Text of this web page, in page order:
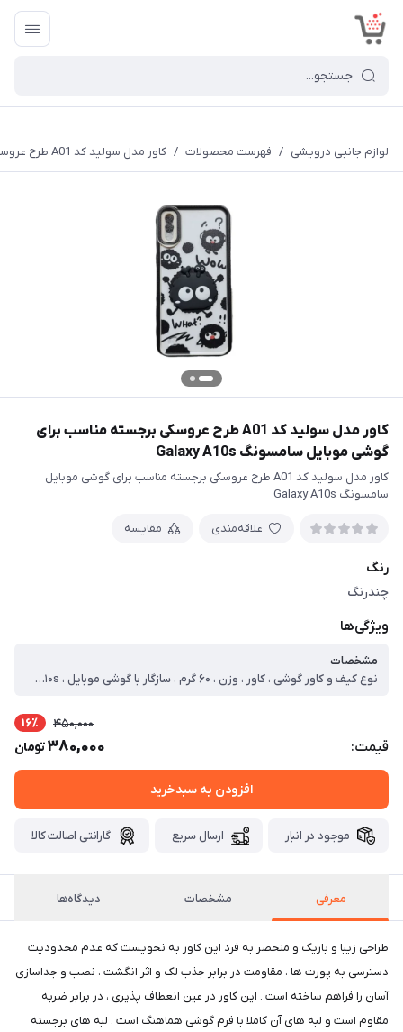
لوازم جانبی درویشی / فهرست محصولات / کاور مدل سولید کد A01 طرح عروسکی برجسته مناسب برای گوشی موبایل سامسونگ Galaxy A10s
کاور مدل سولید کد A01 طرح عروسکی برجسته مناسب برای
گوشی موبایل سامسونگ Galaxy A10s
کاور مدل سولید کد A01 طرح عروسکی برجسته مناسب برای گوشی موبایل
سامسونگ Galaxy A10s
علاقه‌مندی مقایسه
رنگ
چندرنگ
ویژگی‌ها
مشخصات
نوع کیف و کاور گوشی ، کاور ، وزن ، ۶۰ گرم ، سازگار با گوشی موبایل ، Samsung Galaxy A۱۰s ، ساختار ، مات ، سطح پوشش ، حفاظت از دکمه‌ها ، لبه راست ، لبه پایینی ، لبه چپ ، لبه بالایی ، قاب پشتی
قیمت:
450,000 16٪
380,000تومان
افزودن به سبدخرید
موجود در انبار ارسال سریع گارانتی اصالت کالا
معرفی مشخصات دیدگاه‌ها
طراحی زیبا و باریک و منحصر به فرد این کاور به نحویست که عدم محدودیت
دسترسی به پورت ها ، مقاومت در برابر جذب لک و اثر انگشت ، نصب و جداسازی
آسان را فراهم ساخته است . این کاور در عین انعطاف پذیری ، در برابر ضربه
مقاوم است و لبه های آن کاملا با فرم گوشی هماهنگ است . لبه های برجسته